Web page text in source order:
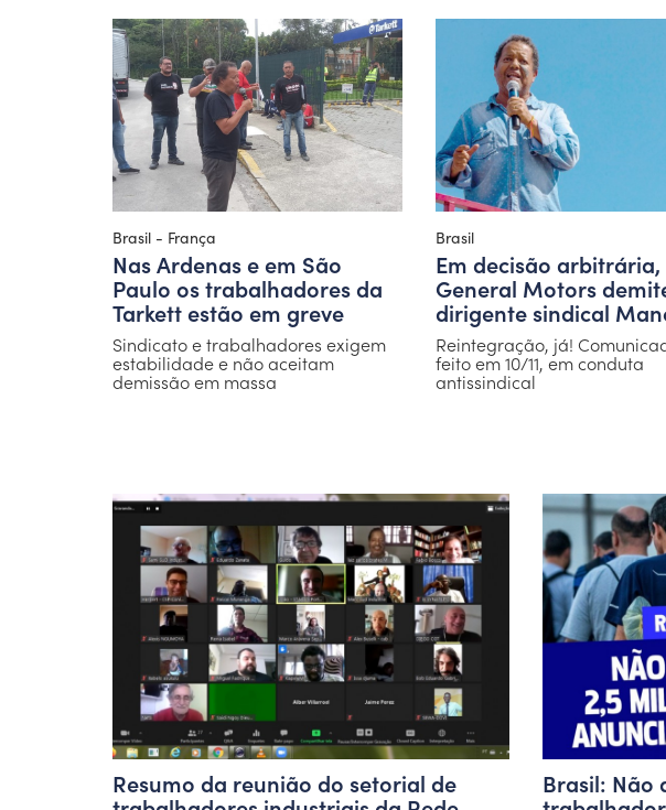
Brasil - França
Nas Ardenas e em São
Paulo os trabalhadores da
Tarkett estão em greve
Sindicato e trabalhadores exigem
estabilidade e não aceitam
demissão em massa
Brasil
Em decisão arbitrária,
General Motors
dirigente sindical
Reintegração, já!
feito em 10/11, em conduta
antissindical
Resumo da reunião do setorial de Brasil: Não